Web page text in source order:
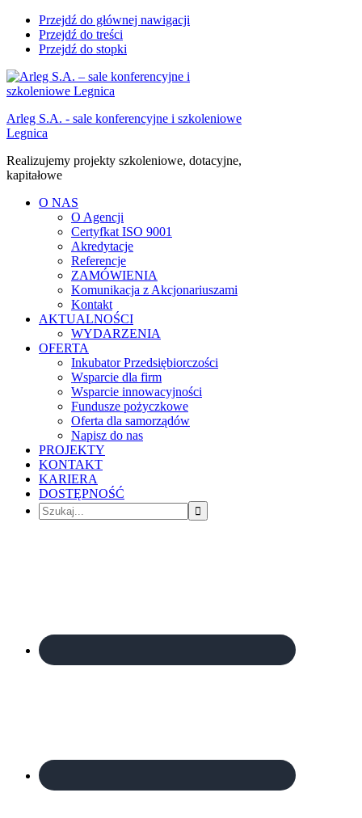
Przejdź do głównej nawigacji
Przejdź do treści
Przejdź do stopki
Arleg S.A. - sale konferencyjne i szkoleniowe
Legnica
Realizujemy projekty szkoleniowe, dotacyjne,
kapitałowe
O NAS
O Agencji
Certyfkat ISO 9001
Akredytacje
Referencje
ZAMÓWIENIA
Komunikacja z Akcjonariuszami
Kontakt
AKTUALNOŚCI
WYDARZENIA
OFERTA
Inkubator Przedsiębiorczości
Wsparcie dla firm
Wsparcie innowacyjności
Fundusze pożyczkowe
Oferta dla samorządów
Napisz do nas
PROJEKTY
KONTAKT
KARIERA
DOSTĘPNOŚĆ
Szukaj...